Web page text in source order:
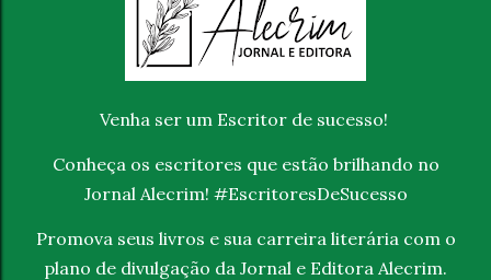
Venha ser um Escritor de sucesso!
Conheça os escritores que estão brilhando no
Jornal Alecrim! #EscritoresDeSucesso
Promova seus livros e sua carreira literária com o
plano de divulgação da Jornal e Editora Alecrim.